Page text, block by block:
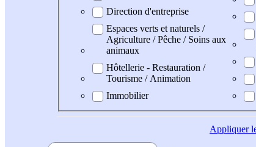
Direction d'entreprise
Espaces verts et naturels /
Agriculture / Pêche / Soins aux
animaux
Hôtellerie - Restauration /
Tourisme / Animation
Immobilier
Appliquer